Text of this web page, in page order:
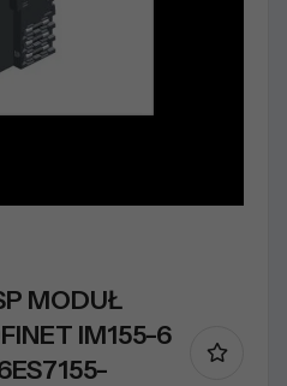
MODUŁ
IM155-6